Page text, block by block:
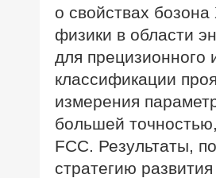
о свойствах
физики в области
для прецизионного
классификации
измерения
большей
FCC. Результаты,
стратегию